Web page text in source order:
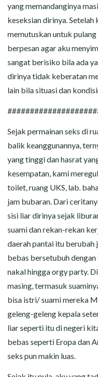
yang memandanginya
keseksian dirinya.
memutuskan untuk
berpesan agar aku
sangat berisiko bila ada
dirinya tidak keberatan
lain bila situasi dan
Sejak permainan seks di
balik keanggunannya,
yang tinggi dan hasrat
kesempatan, kami
toilet, ruang UKS, lab.
jam bubaran. Dari
sisi liar dirinya sejak
suami dan rekan-rekan
daerah pantai itu berubah
bebas bersetubuh dengan
nakal hingga orgy party.
masing, termasuk
bisa istri/ suami mereka
geleng-geleng kepala
liar seperti itu di negeri
bebas seperti Eropa dan
seks pun makin luas.